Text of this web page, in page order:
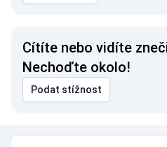
Cítíte nebo vidíte
Nechoďte okolo!
Podat stížnost